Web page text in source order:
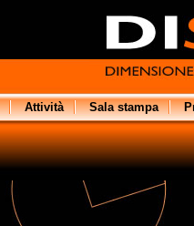
Attività Sala stampa